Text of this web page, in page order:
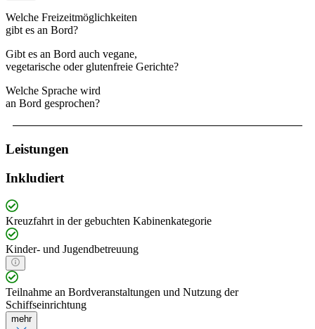
Welche Freizeitmöglichkeiten
gibt es an Bord?
Gibt es an Bord auch vegane,
vegetarische oder glutenfreie Gerichte?
Welche Sprache wird
an Bord gesprochen?
Leistungen
Inkludiert
Kreuzfahrt in der gebuchten Kabinenkategorie
Kinder- und Jugendbetreuung
Teilnahme an Bordveranstaltungen und Nutzung der
Schiffseinrichtung
mehr